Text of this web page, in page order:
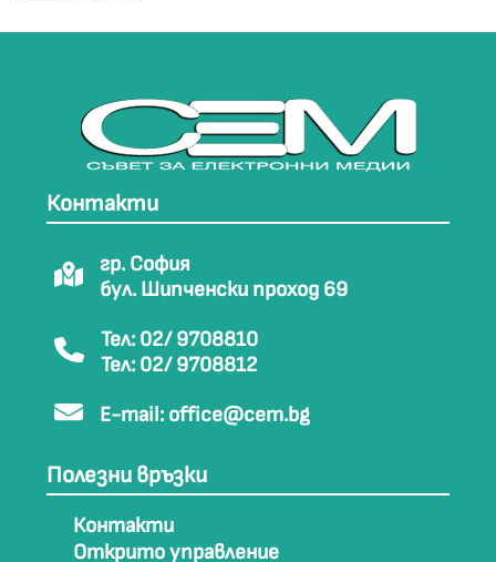
Контакти
гр. София
бул. Шипченски проход 69
Тел: 02/ 9708810
Тел: 02/ 9708812
E-mail: office@cem.bg
Полезни връзки
Контакти
Открито управление